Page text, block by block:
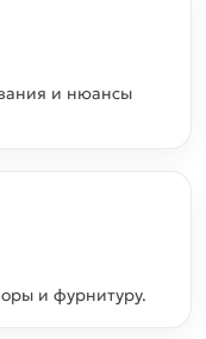
и нюансы
и фурнитуру.